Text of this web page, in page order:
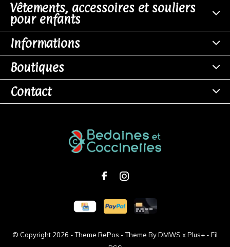
Vêtements, accessoires et souliers
pour enfants
Informations
Boutiques
Contact
© Copyright 2026 - Theme RePos - Theme ByDMWS xPlus+ - Fil